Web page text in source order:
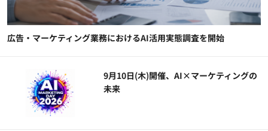
広告・マーケティング業務におけるAI活用実態調査を開始
9月10日(木)開催、AI×マーケティングの
未来